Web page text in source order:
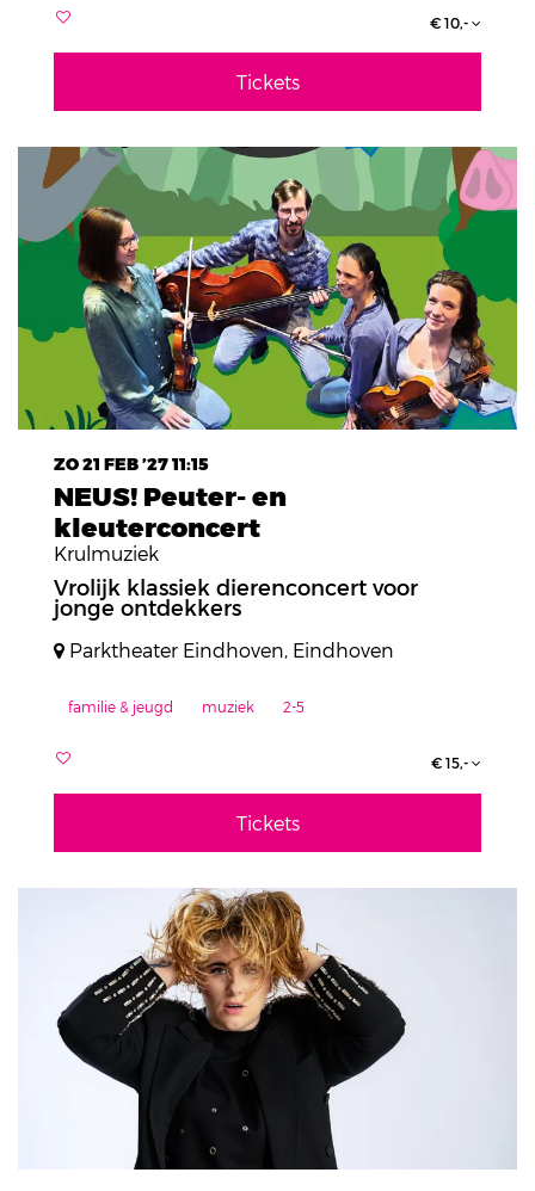
€ 10,-
Tickets
NEUS! Peuter- en
kleuterconcert
Krulmuziek
ZO 21 FEB ’2711:15
Vrolijk klassiek dierenconcert voor
jonge ontdekkers
Parktheater Eindhoven, Eindhoven
familie & jeugd muziek 2-5
€ 15,-
Tickets